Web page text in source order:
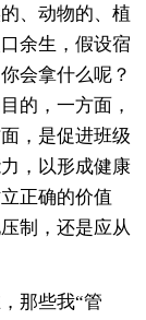
、动物的、植
余生，假设宿
会拿什么呢？
的，一方面，
，是促进班级
，以形成健康
正确的价值
制，还是应从
那些我“管